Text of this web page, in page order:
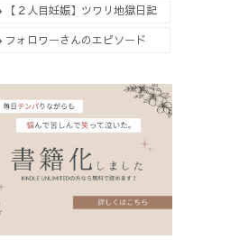
【２人目妊娠】ツワリ地獄日記
フォロワーさんのエピソード